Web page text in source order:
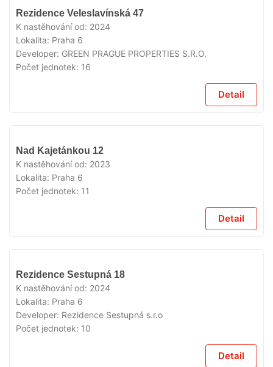
Rezidence Veleslavínská 47
K nastěhování od: 2024
Lokalita: Praha 6
Developer: GREEN PRAGUE PROPERTIES S.R.O.
Počet jednotek: 16
Detail
Nad Kajetánkou 12
K nastěhování od: 2023
Lokalita: Praha 6
Počet jednotek: 11
Detail
Rezidence Sestupná 18
K nastěhování od: 2024
Lokalita: Praha 6
Developer: Rezidence Sestupná s.r.o
Počet jednotek: 10
Detail